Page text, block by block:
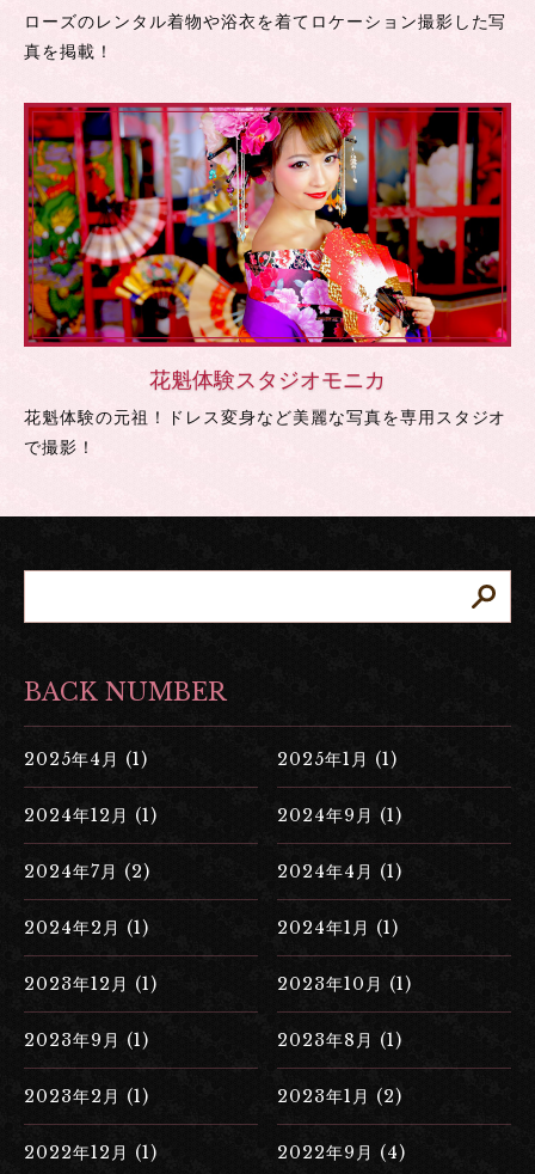
ローズのレンタル着物や浴衣を着てロケーション撮影した写
真を掲載！
花魁体験スタジオモニカ
花魁体験の元祖！ドレス変身など美麗な写真を専用スタジオ
で撮影！
BACK NUMBER
2025年4月 (1) 2025年1月 (1)
2024年12月 (1) 2024年9月 (1)
2024年7月 (2) 2024年4月 (1)
2024年2月 (1) 2024年1月 (1)
2023年12月 (1) 2023年10月 (1)
2023年9月 (1) 2023年8月 (1)
2023年2月 (1) 2023年1月 (2)
2022年12月 (1) 2022年9月 (4)